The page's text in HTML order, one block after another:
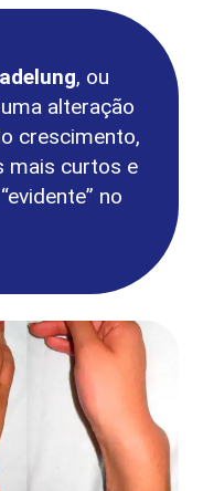
, ou
alteração
crescimento,
mais curtos e
no